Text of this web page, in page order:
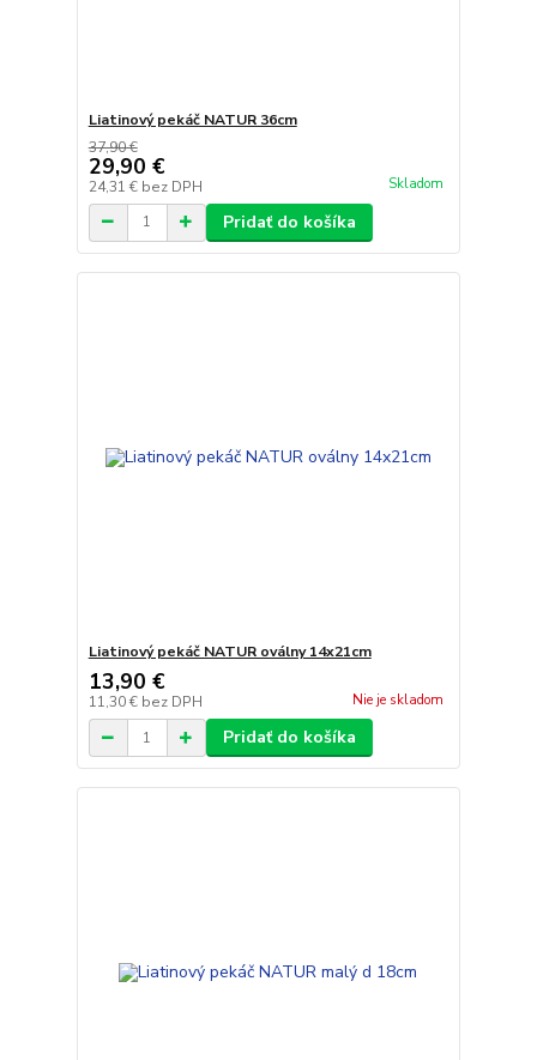
Liatinový pekáč NATUR 36cm
37,90 €
29,90 €
24,31 € bez DPH Skladom
Pridať do košíka
Liatinový pekáč NATUR oválny 14x21cm
13,90 €
11,30 € bez DPH Nie je skladom
Pridať do košíka